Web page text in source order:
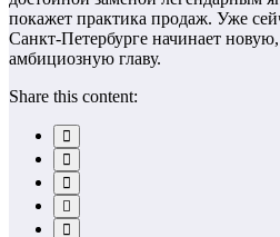
покажет практика продаж. Уже
Санкт‑Петербурге начинает
амбициозную главу.
Share this content: